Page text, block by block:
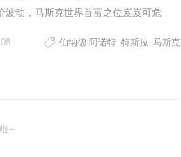
波动，马斯克世界首富之位岌岌可危
伯纳德·阿诺特 特斯拉 马斯克
～